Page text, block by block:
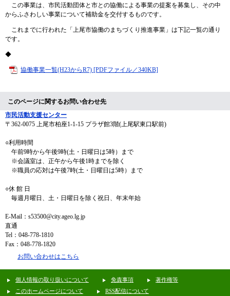
この事業は、市民活動団体と市との協働による事業の提案を募集し、その中
からふさわしい事業について補助金を交付するものです。
これまでに行われた「上尾市協働のまちづくり推進事業」は下記一覧の通り
です。
◆
協働事業一覧(H23からR7) [PDFファイル／340KB]
このページに関するお問い合わせ先
市民活動支援センター
〒362-0075
上尾市柏座1-1-15 プラザ館3階(上尾駅東口駅前)
○利用時間
午前9時から午後9時(土・日曜日は5時）まで
※会議室は、正午から午後1時までを除く
※職員の応対は午後7時(土・日曜日は5時）まで
○休 館 日
毎週月曜日、土・日曜日を除く祝日、年末年始
E-Mail：s53500@city.ageo.lg.jp
直通
Tel：048-778-1810
Fax：048-778-1820
お問い合わせはこちら
個人情報の取り扱いについて 免責事項
著作権等
このホームページについて
RSS配信について